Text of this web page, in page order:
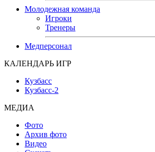
Молодежная команда
Игроки
Тренеры
Медперсонал
КАЛЕНДАРЬ ИГР
Кузбасс
Кузбасс-2
МЕДИА
Фото
Архив фото
Видео